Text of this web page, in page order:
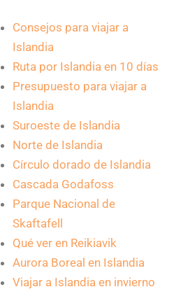
Consejos para viajar a
Islandia
Ruta por Islandia en 10 días
Presupuesto para viajar a
Islandia
Suroeste de Islandia
Norte de Islandia
Círculo dorado de Islandia
Cascada Godafoss
Parque Nacional de
Skaftafell
Qué ver en Reikiavik
Aurora Boreal en Islandia
Viajar a Islandia en invierno